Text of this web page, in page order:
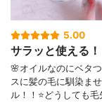
5.00
サラッと使える！
🌸オイルなのにベタ
スに髪の毛に馴染ま
ル！！⭐️どうしても